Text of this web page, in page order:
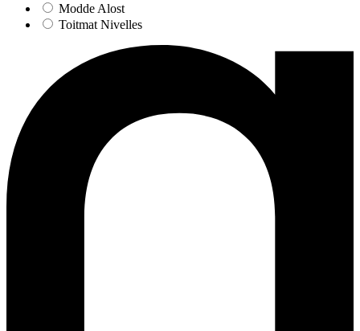
Modde Alost
Toitmat Nivelles